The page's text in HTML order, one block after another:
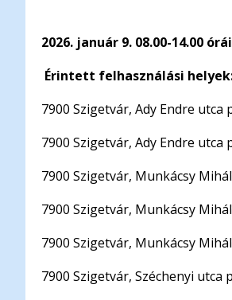
2026. január 9. 08.00-14.00
Érintett felhasználási
7900 Szigetvár, Ady Endre utca
7900 Szigetvár, Ady Endre
7900 Szigetvár, Munkácsy
7900 Szigetvár, Munkácsy
7900 Szigetvár, Munkácsy
7900 Szigetvár, Széchenyi utca